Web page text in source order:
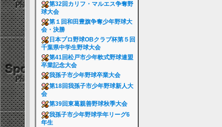
第32回カリフ・マルエス争奪野
球大会
第１回和田豊旗争奪少年野球大
会・決勝
日本プロ野球OBクラブ杯第５回
千葉県中学生野球大会
第41回松戸市少年軟式野球連盟
卒業記念大会
我孫子市少年野球卒業大会
第18回我孫子市少年野球新人大
会
第39回東葛親善野球秋季大会
我孫子市少年野球学年リーグ6
年生